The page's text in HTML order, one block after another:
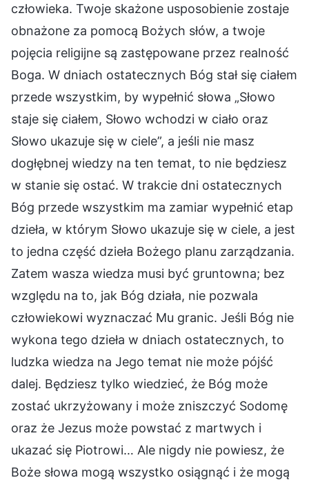
człowieka. Twoje skażone usposobienie zostaje
obnażone za pomocą Bożych słów, a twoje
pojęcia religijne są zastępowane przez realność
Boga. W dniach ostatecznych Bóg stał się ciałem
przede wszystkim, by wypełnić słowa „Słowo
staje się ciałem, Słowo wchodzi w ciało oraz
Słowo ukazuje się w ciele”, a jeśli nie masz
dogłębnej wiedzy na ten temat, to nie będziesz
w stanie się ostać. W trakcie dni ostatecznych
Bóg przede wszystkim ma zamiar wypełnić etap
dzieła, w którym Słowo ukazuje się w ciele, a jest
to jedna część dzieła Bożego planu zarządzania.
Zatem wasza wiedza musi być gruntowna; bez
względu na to, jak Bóg działa, nie pozwala
człowiekowi wyznaczać Mu granic. Jeśli Bóg nie
wykona tego dzieła w dniach ostatecznych, to
ludzka wiedza na Jego temat nie może pójść
dalej. Będziesz tylko wiedzieć, że Bóg może
zostać ukrzyżowany i może zniszczyć Sodomę
oraz że Jezus może powstać z martwych i
ukazać się Piotrowi… Ale nigdy nie powiesz, że
Boże słowa mogą wszystko osiągnąć i że mogą